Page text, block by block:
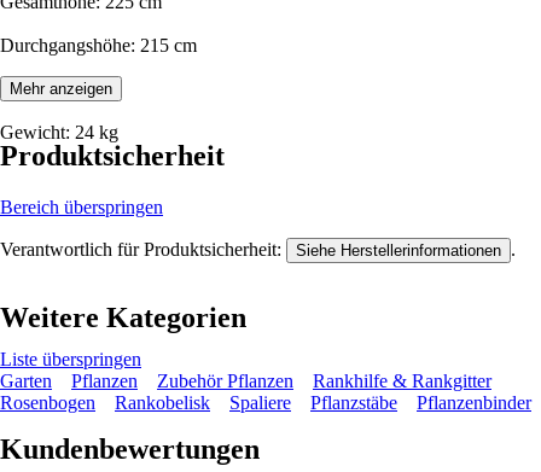
Durchgangshöhe: 215 cm
Tiefe: 33 cm
Gewicht: 24 kg
Mehr anzeigen
Produktsicherheit
Bereich überspringen
Verantwortlich für Produktsicherheit: Siehe Herstellerinformationen .
Weitere Kategorien
Liste überspringen
Garten
Pflanzen Zubehör Pflanzen
Rankhilfe & Rankgitter
Rosenbogen
Rankobelisk Spaliere Pflanzstäbe Pflanzenbinder
Kundenbewertungen